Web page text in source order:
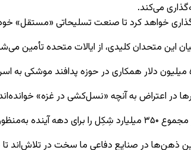
این متحدان کلیدی، از ایالات متحده تأمین
اعتراض به آنچه «نسل‌کشی در غزه»
تصویب کردم.
در صنایع دفاعی ما سخت در تلاش‌اند تا